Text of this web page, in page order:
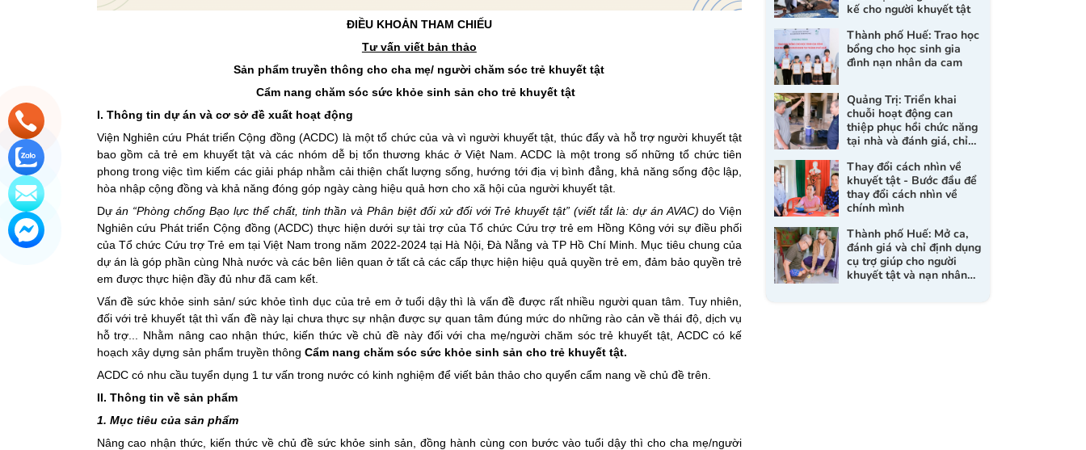
ĐIỀU KHOẢN THAM CHIẾU
Tư vấn viết bản thảo
Sản phẩm truyền thông cho cha mẹ/ người chăm sóc trẻ khuyết tật
Cẩm nang chăm sóc sức khỏe sinh sản cho trẻ khuyết tật
I. Thông tin dự án và cơ sở đề xuất hoạt động
Viện Nghiên cứu Phát triển Cộng đồng (ACDC) là một tổ chức của và vì người khuyết tật, thúc đẩy và hỗ trợ người khuyết tật
bao gồm cả trẻ em khuyết tật và các nhóm dễ bị tổn thương khác ở Việt Nam. ACDC là một trong số những tổ chức tiên
phong trong việc tìm kiếm các giải pháp nhằm cải thiện chất lượng sống, hướng tới địa vị bình đẳng, khả năng sống độc lập,
hòa nhập cộng đồng và khả năng đóng góp ngày càng hiệu quả hơn cho xã hội của người khuyết tật.
Dựán “Phòng chống Bạo lực thể chất, tinh thần và Phân biệt đối xử đối với Trẻ khuyết tật” (viết tắt là: dự án AVAC) do Viện
Nghiên cứu Phát triển Cộng đồng (ACDC) thực hiện dưới sự tài trợ của Tổ chức Cứu trợ trẻ em Hồng Kông với sự điều phối
của Tổ chức Cứu trợ Trẻ em tại Việt Nam trong năm 2022-2024 tại Hà Nội, Đà Nẵng và TP Hồ Chí Minh. Mục tiêu chung của
dự án là góp phần cùng Nhà nước và các bên liên quan ở tất cả các cấp thực hiện hiệu quả quyền trẻ em, đảm bảo quyền trẻ
em được thực hiện đầy đủ như đã cam kết.
Vấn đề sức khỏe sinh sản/ sức khỏe tình dục của trẻ em ở tuổi dậy thì là vấn đề được rất nhiều người quan tâm. Tuy nhiên,
đối với trẻ khuyết tật thì vấn đề này lại chưa thực sự nhận được sự quan tâm đúng mức do những rào cản về thái độ, dịch vụ
hỗ trợ... Nhằm nâng cao nhận thức, kiến thức về chủ đề này đối với cha mẹ/người chăm sóc trẻ khuyết tật, ACDC có kế
hoạch xây dựng sản phẩm truyền thông Cẩm nang chăm sóc sức khỏe sinh sản cho trẻ khuyết tật.
ACDC có nhu cầu tuyển dụng 1 tư vấn trong nước có kinh nghiệm để viết bản thảo cho quyển cẩm nang về chủ đề trên.
II. Thông tin về sản phẩm
1. Mục tiêu của sản phẩm
Nâng cao nhận thức, kiến thức về chủ đề sức khỏe sinh sản, đồng hành cùng con bước vào tuổi dậy thì cho cha mẹ/người
kế cho người khuyết tật
Thành phố Huế: Trao học
bổng cho học sinh gia
đình nạn nhân da cam
Quảng Trị: Triển khai
chuỗi hoạt động can
thiệp phục hồi chức năng
tại nhà và đánh giá, chỉ
người khuyết tật
Thay đổi cách nhìn về
khuyết tật - Bước đầu để
thay đổi cách nhìn về
chính mình
Thành phố Huế: Mở ca,
đánh giá và chỉ định dụng
cụ trợ giúp cho người
khuyết tật và nạn nhân